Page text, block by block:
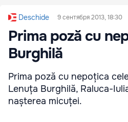
Deschide 9 сентября 2013, 18:30
Prima poză cu
Burghilă
Prima poză cu nepoțica
Lenuța Burghilă, Raluca-
nașterea micuței.